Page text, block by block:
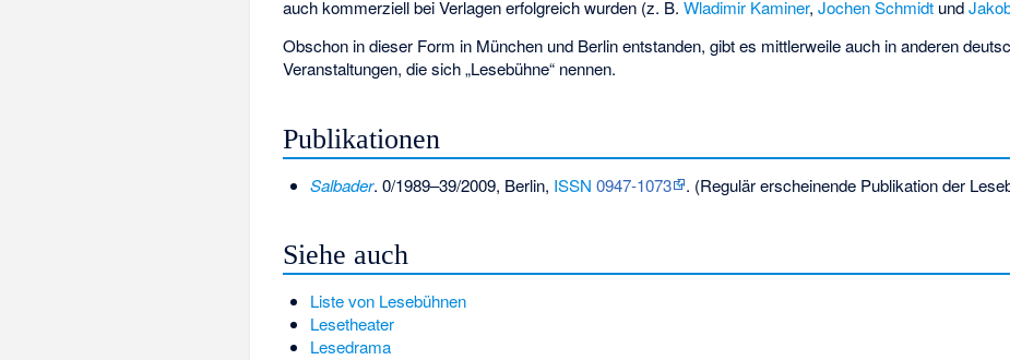
auch kommerziell bei Verlagen erfolgreich wurden (z. B.Wladimir Kaminer,Jochen Schmidt und
Obschon in dieser Form in München und Berlin entstanden, gibt es mittlerweile auch in anderen
Veranstaltungen, die sich „Lesebühne“ nennen.
Publikationen
Salbader. 0/1989–39/2009, Berlin, ISSN 0947-1073 . (Regulär erscheinende Publikation der
Siehe auch
Liste von Lesebühnen
Lesetheater
Lesedrama